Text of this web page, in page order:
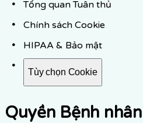
Tổng quan Tuân thủ
Chính sách Cookie
HIPAA & Bảo mật
Tùy chọn Cookie
Quyền Bệnh